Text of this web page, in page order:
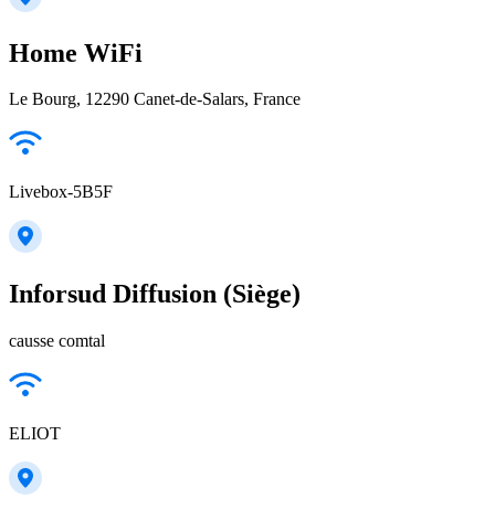
Home WiFi
Le Bourg, 12290 Canet-de-Salars, France
Livebox-5B5F
Inforsud Diffusion (Siège)
causse comtal
ELIOT